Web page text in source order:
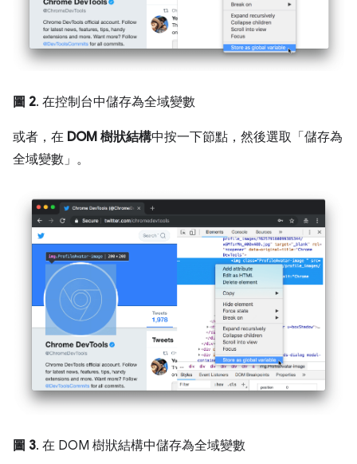
圖 2. 在控制台中儲存為全域變數
或者，在 DOM 樹狀結構中按一下節點，然後選取「儲存為
全域變數」 。
圖 3. 在 DOM 樹狀結構中儲存為全域變數